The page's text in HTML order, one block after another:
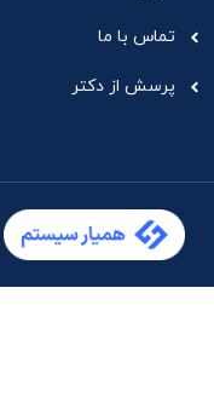
تماس با ما
پرسش از دکتر